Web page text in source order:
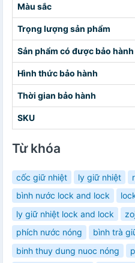
Màu sắc
Trọng lượng sản phẩm
Sản phẩm có được bảo
Hình thức bảo hành
Thời gian bảo hành
SKU
Từ khóa
cốc giữ nhiệt ly giữ nhiệt
bình nước lock and lock
ly giữ nhiệt lock and lock
phích nước nóng
bình trà
binh thuy dung nuoc nóng